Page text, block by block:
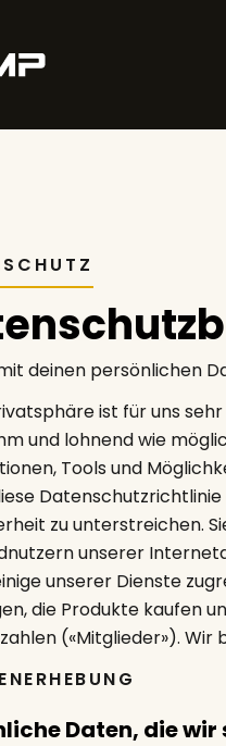
deinen persönlichen
ist für uns
und lohnend wie
Tools und
zu unterstreichen.
unserer
unserer Dienste
die Produkte kaufen
(«Mitglieder»).
Daten, die